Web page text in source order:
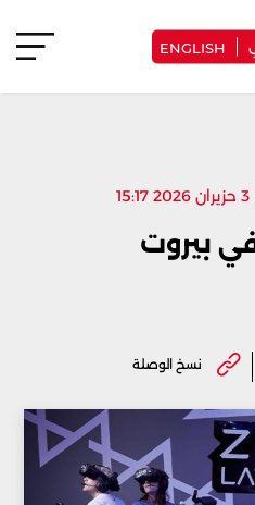
ENGLISH
3 حزيران 2026 15:17
نسخ الوصلة